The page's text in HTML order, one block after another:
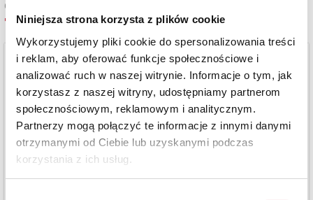
Niniejsza strona korzysta z plików cookie
Wykorzystujemy pliki cookie do spersonalizowania treści
i reklam, aby oferować funkcje społecznościowe i
analizować ruch w naszej witrynie. Informacje o tym, jak
korzystasz z naszej witryny, udostępniamy partnerom
społecznościowym, reklamowym i analitycznym.
Partnerzy mogą połączyć te informacje z innymi danymi
otrzymanymi od Ciebie lub uzyskanymi podczas
korzystania z ich usług.
Cena oferowana
7 000 zł